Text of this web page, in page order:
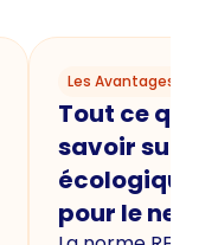
Les Avantages
Tout ce
savoir sur
écologique
pour le